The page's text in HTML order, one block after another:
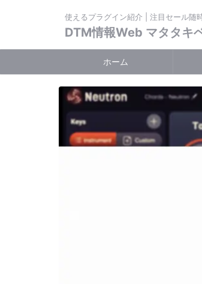
使えるプラグイン紹介 | 注目セール随
DTM情報Web マタタキ
ホーム